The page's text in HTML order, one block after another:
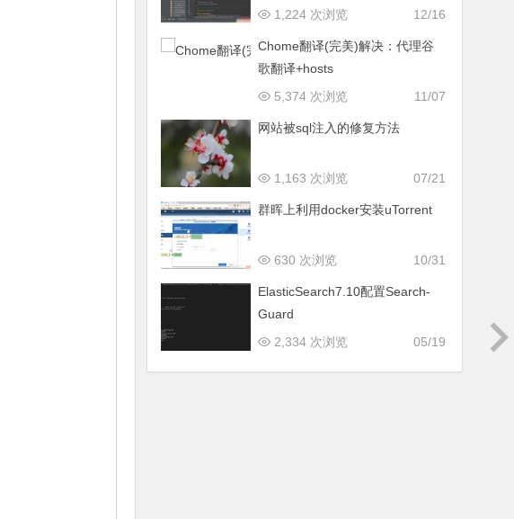
12/16
1,224 次浏览
Chome翻译(完美)解决：代理谷
歌翻译+hosts
11/07
5,374 次浏览
网站被sql注入的修复方法
07/21
1,163 次浏览
群晖上利用docker安装uTorrent
10/31
630 次浏览
ElasticSearch7.10配置Search-
Guard
05/19
2,334 次浏览